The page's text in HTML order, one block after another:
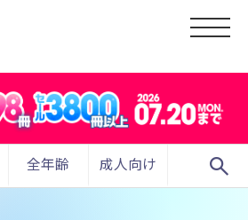
全年齢 成人向け search